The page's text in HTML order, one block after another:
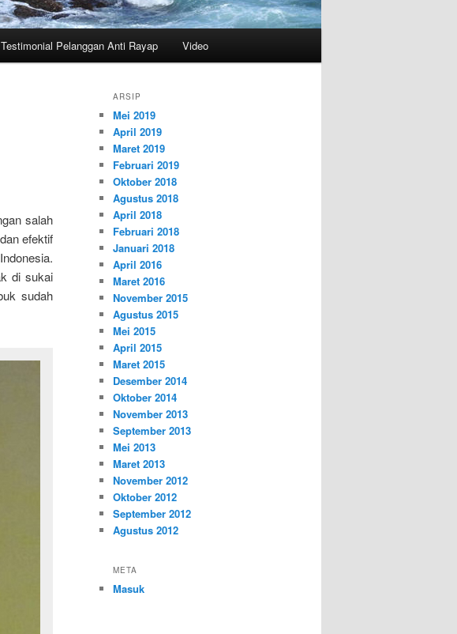
Testimonial Pelanggan Anti Rayap Video
salah
efektif
di sukai
sudah
ARSIP
Mei 2019
April 2019
Maret 2019
Februari 2019
Oktober 2018
Agustus 2018
April 2018
Februari 2018
Januari 2018
April 2016
Maret 2016
November 2015
Agustus 2015
Mei 2015
April 2015
Maret 2015
Desember 2014
Oktober 2014
November 2013
September 2013
Mei 2013
Maret 2013
November 2012
Oktober 2012
September 2012
Agustus 2012
META
Masuk